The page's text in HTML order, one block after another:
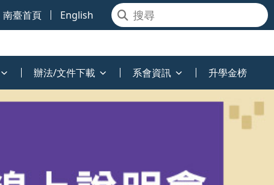
南臺首頁 English
辦法/文件下載 系會資訊 升學金榜